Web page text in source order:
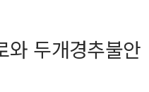
와 두개경추불안